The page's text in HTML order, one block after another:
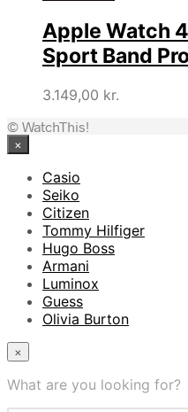
Apple Watch
Sport Band
3.149,00 kr.
© WatchThis!
×
Casio
Seiko
Citizen
Tommy Hilfiger
Hugo Boss
Armani
Luminox
Guess
Olivia Burton
×
What are you looking for?